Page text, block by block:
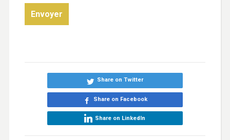
Share on Twitter
Share on Facebook
Share on LinkedIn